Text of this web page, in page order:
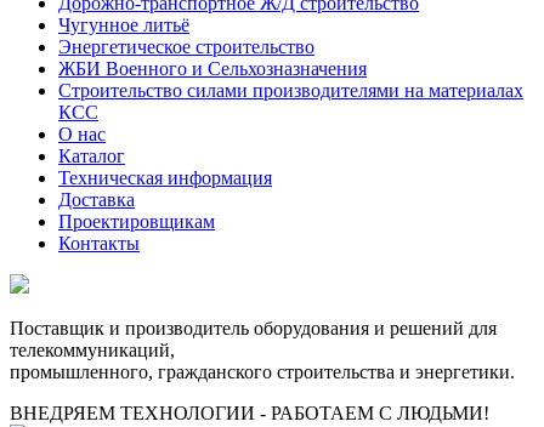
Чугунное литьё
Энергетическое строительство
ЖБИ Военного и Сельхозназначения
Строительство силами производителями на материалах
КСС
О нас
Каталог
Техническая информация
Доставка
Проектировщикам
Контакты
Поставщик и производитель оборудования и решений для
телекоммуникаций,
промышленного, гражданского строительства и энергетики.
ВНЕДРЯЕМ ТЕХНОЛОГИИ - РАБОТАЕМ С ЛЮДЬМИ!